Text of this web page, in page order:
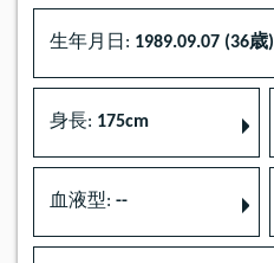
生年月日: 1989.09.07 (36歳)
身長: 175cm
血液型: --